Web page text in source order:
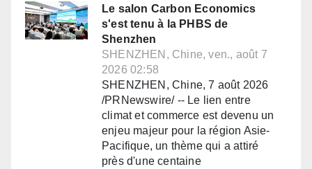
Le salon Carbon Economics
s'est tenu à la PHBS de
Shenzhen
SHENZHEN, Chine, ven., août 7
2026 02:58
SHENZHEN, Chine, 7 août 2026
/PRNewswire/ -- Le lien entre
climat et commerce est devenu un
enjeu majeur pour la région Asie-
Pacifique, un thème qui a attiré
près d'une centaine